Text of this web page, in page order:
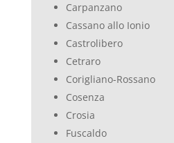
Carpanzano
Cassano allo Ionio
Castrolibero
Cetraro
Corigliano-Rossano
Cosenza
Crosia
Fuscaldo